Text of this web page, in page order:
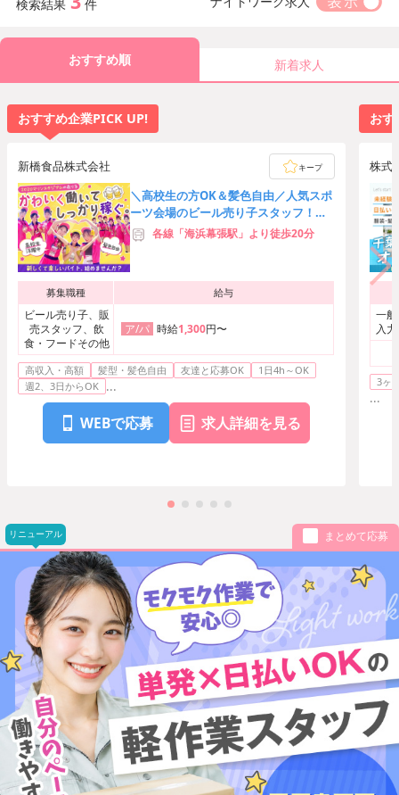
検索結果 件
おすすめ順 新着求人
おすすめ企業PICK UP!
新橋食品株式会社 キープ
＼高校生の方OK＆髪色自由／人気スポ
ーツ会場のビール売り子スタッフ！友
達応募歓迎★時給3,000円可
各線「海浜幕張駅」より徒歩20分
募集職種 給与
ビール売り子、販
売スタッフ、飲
食・フードその他
ア/パ 時給1,300円〜
高収入・高額 髪型・髪色自由 友達と応募OK
1日4h～OK
週2、3日からOK ...
WEBで応募 求人詳細を見る
おす
株式
一
入
3ヶ
...
リニューアル まとめて応募